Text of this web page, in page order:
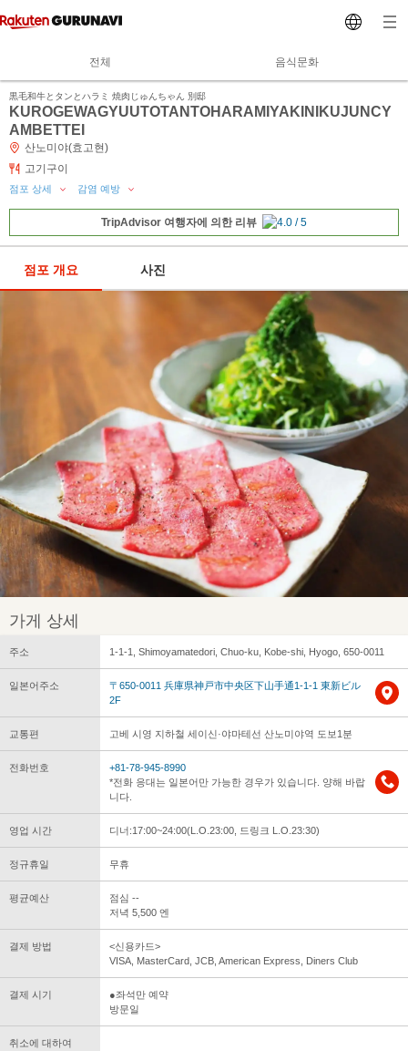
전체 음식문화
黒毛和牛とタンとハラミ 焼肉じゅんちゃん 別邸
KUROGEWAGYUUTOTANTOHARAMIYAKINIKUJUNCY
AMBETTEI
산노미야(효고현)
고기구이
점포 상세 감염 예방
TripAdvisor 여행자에 의한 리뷰
점포 개요 사진
가게 상세
주소 1-1-1, Shimoyamatedori, Chuo-ku, Kobe-shi, Hyogo, 650-0011
일본어주소
〒650-0011 兵庫県神戸市中央区下山手通1-1-1 東新ビル
2F
교통편 고베 시영 지하철 세이신·야마테선 산노미야역 도보1분
전화번호
+81-78-945-8990
*전화 응대는 일본어만 가능한 경우가 있습니다. 양해 바랍
니다.
영업 시간 디너:17:00~24:00(L.O.23:00, 드링크 L.O.23:30)
정규휴일 무휴
평균예산
점심 --
저녁 5,500 엔
결제 방법
<신용카드>
VISA, MasterCard, JCB, American Express, Diners Club
결제 시기
●좌석만 예약
방문일
취소에 대하여